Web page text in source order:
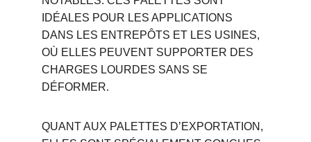
IDÉALES POUR LES APPLICATIONS
DANS LES ENTREPÔTS ET LES USINES,
OÙ ELLES PEUVENT SUPPORTER DES
CHARGES LOURDES SANS SE
DÉFORMER.
QUANT AUX PALETTES D’EXPORTATION,